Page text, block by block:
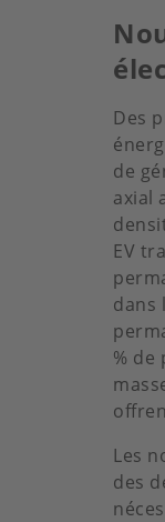
Des
de
axial
EV
dans
% de
Les
des